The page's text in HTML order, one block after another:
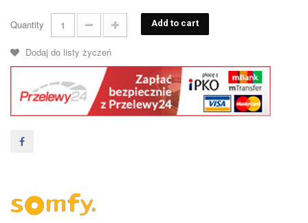
Quantity Add to cart
Dodaj do listy życzeń